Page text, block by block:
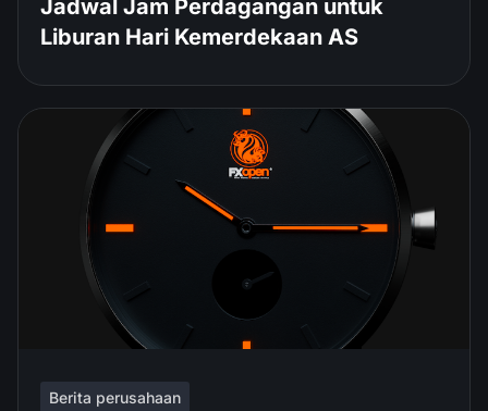
Jadwal Jam Perdagangan untuk
Liburan Hari Kemerdekaan AS
Berita perusahaan